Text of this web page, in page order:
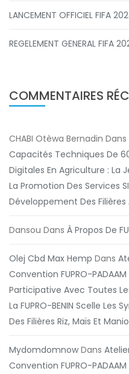
LANCEMENT OFFICIEL FIFA
REGELEMENT GENERAL FIFA
COMMENTAIRES
CHABI Otèwa Bernadin Dans
Capacités Techniques De
Digitales En Agriculture : La
La Promotion Des Services
Développement Des Filières
Dansou Dans À Propos De
Olej Cbd Max Hemp Dans
Convention FUPRO-
Participative Avec Toutes
La FUPRO-BENIN Scelle Les
Des Filières Riz, Maïs Et
Mydomdomnow Dans
Convention FUPRO-